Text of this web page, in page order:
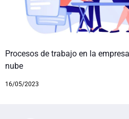
Procesos de trabajo en la
nube
16/05/2023